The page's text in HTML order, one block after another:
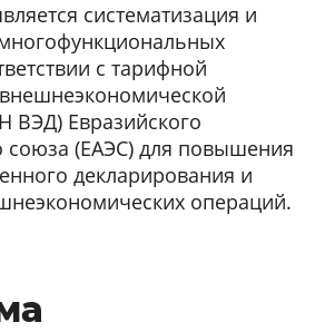
систематизация и
с тарифной
ВЭД) Евразийского
союза (ЕАЭС) для повышения
декларирования и
операций.